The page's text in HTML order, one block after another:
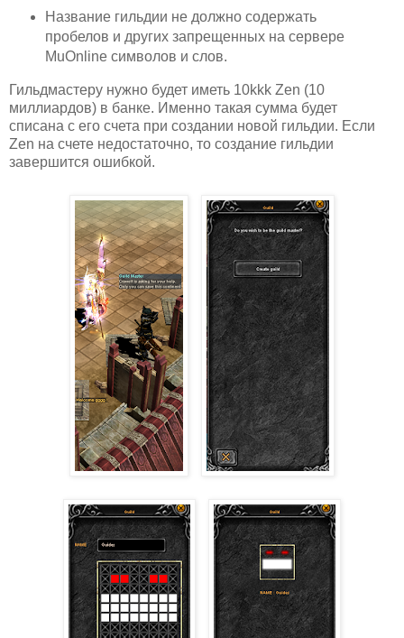
Название гильдии не должно содержать
пробелов и других запрещенных на сервере
MuOnline символов и слов.
Гильдмастеру нужно будет иметь 10kkk Zen (10
миллиардов) в банке. Именно такая сумма будет
списана с его счета при создании новой гильдии. Если
Zen на счете недостаточно, то создание гильдии
завершится ошибкой.